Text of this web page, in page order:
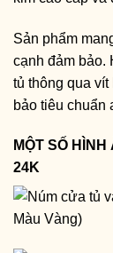
Sản phẩm
cạnh đảm
tủ thông qua
bảo tiêu chuẩn
MỘT SỐ
24K